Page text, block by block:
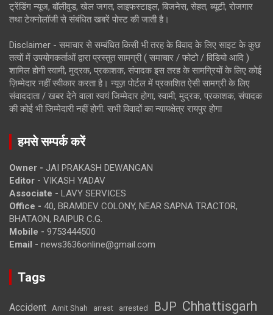
ट्रेंडिंग न्यूज, बॉलीवुड, खेल जगत, लाइफस्टाइल, बिजनेस, सेहत, ब्यूटी, रोजगार
तथा टेक्नोलॉजी से संबंधित खबरें पोस्ट की जाती है।
Disclaimer - समाचार से सम्बंधित किसी भी तरह के विवाद के लिए साइट के कुछ
तत्वों में उपयोगकर्ताओं द्वारा प्रस्तुत सामग्री ( समाचार / फोटो / विडियो आदि )
शामिल होगी स्वामी, मुद्रक, प्रकाशक, संपादक इस तरह के सामग्रियों के लिए कोई
ज़िम्मेदार नहीं स्वीकार करता है। न्यूज़ पोर्टल में प्रकाशित ऐसी सामग्री के लिए
संवाददाता / खबर देने वाला स्वयं जिम्मेदार होगा, स्वामी, मुद्रक, प्रकाशक, संपादक
की कोई भी जिम्मेदारी नहीं होगी. सभी विवादों का न्यायक्षेत्र रायपुर होगा
हमसे सम्पर्क करें
Owner - JAI PRAKASH DEWANGAN
Editor - VIKASH YADAV
Associate - LAVY SERVICES
Office - 40, BRAMDEV COLONY, NEAR SAPNA TRACTOR,
BHATAON, RAIPUR C.G.
Mobile - 9753444500
Email - news3636online@gmail.com
Tags
Accident Amit Shah arrest arrested BJP Chhattisgarh